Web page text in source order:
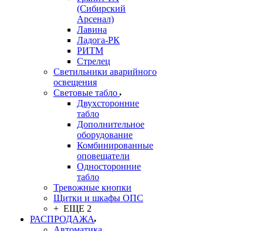
(Сибирский
Арсенал)
Лавина
Ладога-РК
РИТМ
Стрелец
Светильники аварийного
освещения
Световые табло
Двухсторонние
табло
Дополнительное
оборудование
Комбинированные
оповещатели
Односторонние
табло
Тревожные кнопки
Щитки и шкафы ОПС
+ ЕЩЕ 2
РАСПРОДАЖА